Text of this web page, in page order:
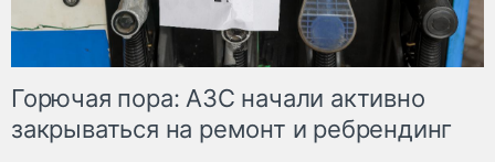
Горючая пора: АЗС начали активно
закрываться на ремонт и ребрендинг